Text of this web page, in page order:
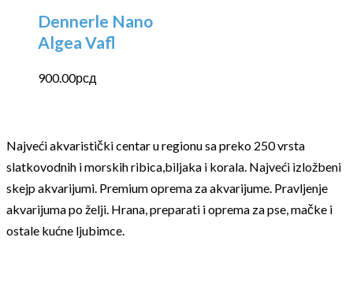
Dennerle Nano
Algea Vafl
900.00рсд
Najveći akvaristički centar u regionu sa preko 250 vrsta
slatkovodnih i morskih ribica,biljaka i korala. Najveći izložbeni
skejp akvarijumi. Premium oprema za akvarijume. Pravljenje
akvarijuma po želji. Hrana, preparati i oprema za pse, mačke i
ostale kućne ljubimce.